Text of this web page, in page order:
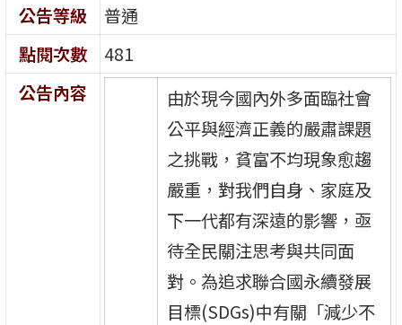
公告等級
普通
點閱次數
481
公告內容
由於現今國內外多面臨社會
公平與經濟正義的嚴肅課題
之挑戰，貧富不均現象愈趨
嚴重，對我們自身、家庭及
下一代都有深遠的影響，亟
待全民關注思考與共同面
對。為追求聯合國永續發展
目標(SDGs)中有關「減少不